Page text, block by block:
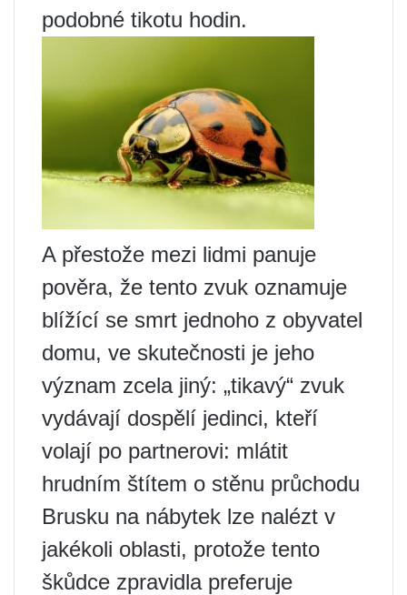
podobné tikotu hodin.
A přestože mezi lidmi panuje
pověra, že tento zvuk oznamuje
blížící se smrt jednoho z obyvatel
domu, ve skutečnosti je jeho
význam zcela jiný: „tikavý“ zvuk
vydávají dospělí jedinci, kteří
volají po partnerovi: mlátit
hrudním štítem o stěnu průchodu
Brusku na nábytek lze nalézt v
jakékoli oblasti, protože tento
škůdce zpravidla preferuje